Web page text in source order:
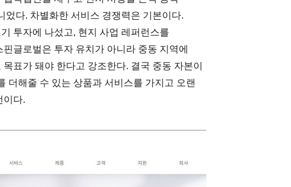
었다. 차별화한 서비스 경쟁력은 기본이다.
투자에 나섰고, 현지 사업 레퍼런스를
글로벌은 투자 유치가 아니라 중동 지역에
표가 돼야 한다고 강조한다. 결국 중동 자본이
더해줄 수 있는 상품과 서비스를 가지고 오랜
이다.